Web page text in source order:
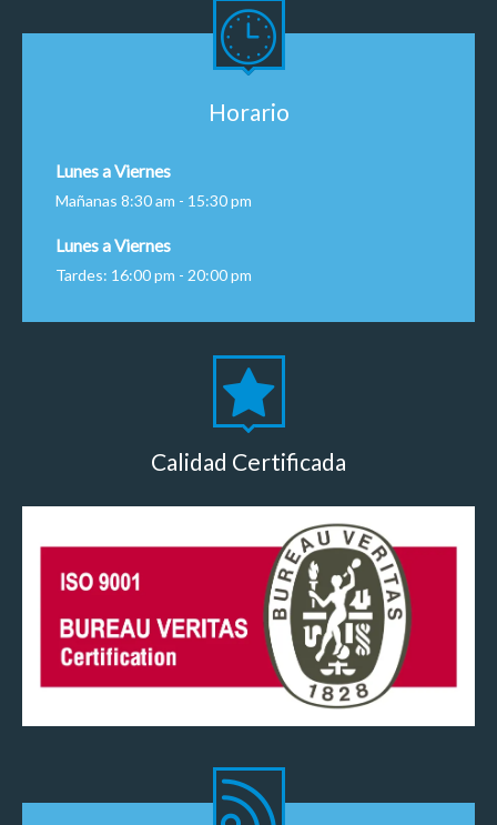
Horario
Lunes a Viernes
Mañanas 8:30 am - 15:30 pm
Lunes a Viernes
Tardes: 16:00 pm - 20:00 pm
Calidad Certificada